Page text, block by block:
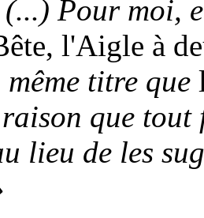
Pour moi,
l'Aigle à
titre que
que
lieu de les